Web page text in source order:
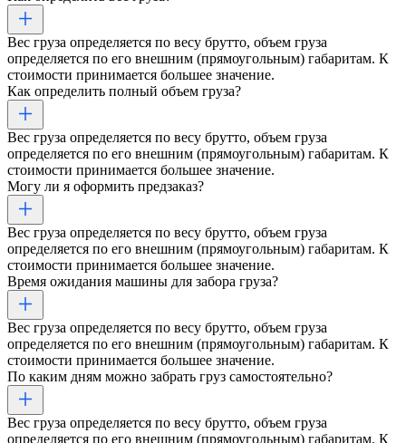
Вес груза определяется по весу брутто, объем груза
определяется по его внешним (прямоугольным) габаритам. К
стоимости принимается большее значение.
Как определить полный объем груза?
Вес груза определяется по весу брутто, объем груза
определяется по его внешним (прямоугольным) габаритам. К
стоимости принимается большее значение.
Могу ли я оформить предзаказ?
Вес груза определяется по весу брутто, объем груза
определяется по его внешним (прямоугольным) габаритам. К
стоимости принимается большее значение.
Время ожидания машины для забора груза?
Вес груза определяется по весу брутто, объем груза
определяется по его внешним (прямоугольным) габаритам. К
стоимости принимается большее значение.
По каким дням можно забрать груз самостоятельно?
Вес груза определяется по весу брутто, объем груза
определяется по его внешним (прямоугольным) габаритам. К